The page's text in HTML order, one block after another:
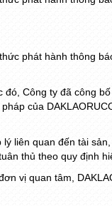
phát hành thông
Công ty đã công
pháp của
liên quan đến tài
thủ theo quy định
vị quan tâm,